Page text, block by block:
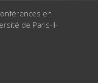
en
de Paris-II-